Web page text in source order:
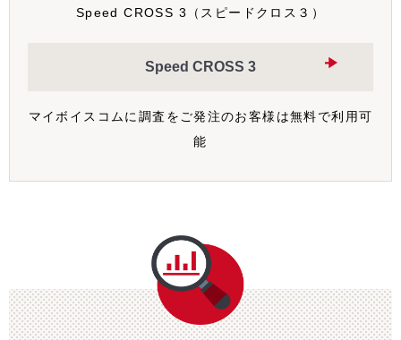
Speed CROSS 3（スピードクロス３）
Speed CROSS 3
マイボイスコムに調査をご発注のお客様は無料で利用可
能